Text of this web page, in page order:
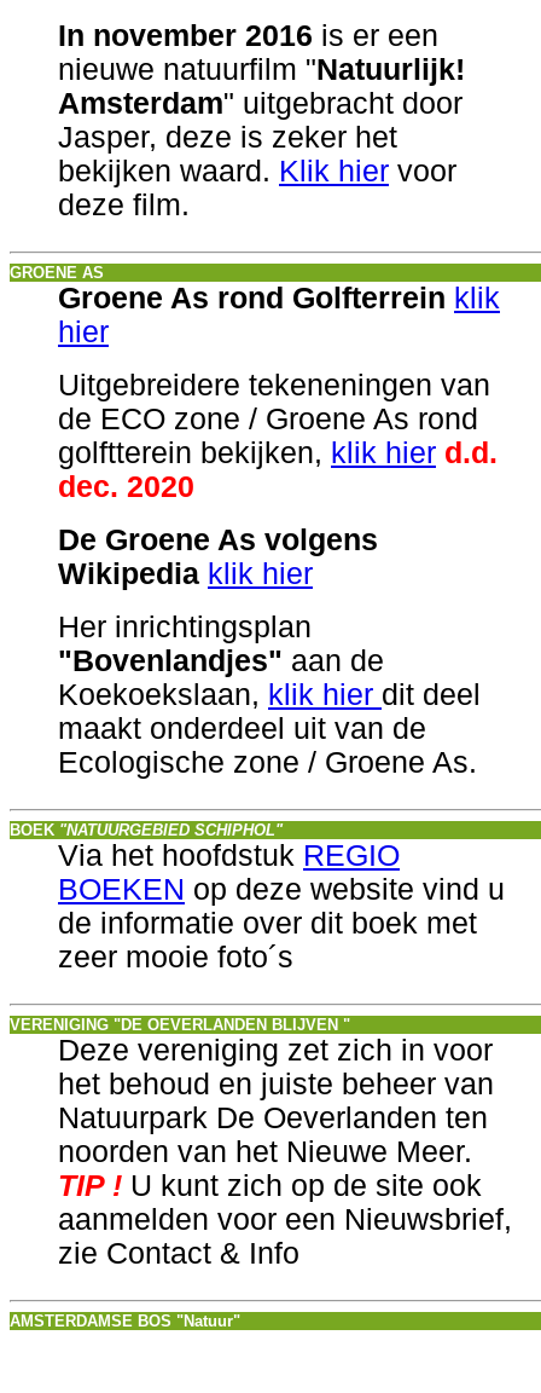
In november 2016 is er een
nieuwe natuurfilm "Natuurlijk!
Amsterdam" uitgebracht door
Jasper, deze is zeker het
bekijken waard. Klik hier voor
deze film.
GROENE AS
Groene As rond Golfterrein klik
hier
Uitgebreidere tekeneningen van
de ECO zone / Groene As rond
golftterein bekijken, klik hier d.d.
dec. 2020
De Groene As volgens
Wikipedia klik hier
Her inrichtingsplan
"Bovenlandjes" aan de
Koekoekslaan, klik hier dit deel
maakt onderdeel uit van de
Ecologische zone / Groene As.
BOEK "NATUURGEBIED SCHIPHOL"
Via het hoofdstuk REGIO
BOEKEN op deze website vind u
de informatie over dit boek met
zeer mooie foto´s
VERENIGING "DE OEVERLANDEN BLIJVEN "
Deze vereniging zet zich in voor
het behoud en juiste beheer van
Natuurpark De Oeverlanden ten
noorden van het Nieuwe Meer.
TIP ! U kunt zich op de site ook
aanmelden voor een Nieuwsbrief,
zie Contact & Info
AMSTERDAMSE BOS "Natuur"